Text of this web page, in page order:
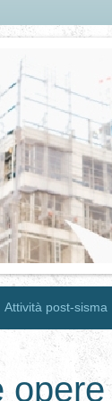
Attività post-sisma
opere